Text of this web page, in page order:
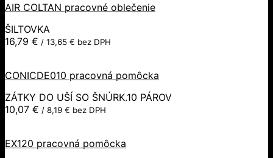
AIR COLTAN pracovné oblečenie
ŠILTOVKA
16,79 € / 13,65 € bez DPH
CONICDE010 pracovná pomôcka
ZÁTKY DO UŠÍ SO ŠNÚRK.10 PÁROV
10,07 € / 8,19 € bez DPH
EX120 pracovná pomôcka